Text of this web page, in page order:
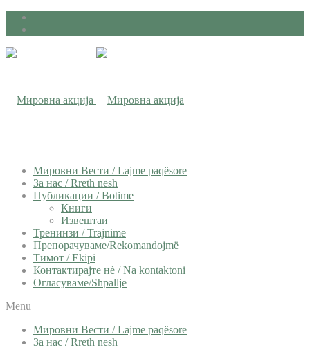
Мировни Вести / Lajme paqësore
За нас / Rreth nesh
Публикации / Botime
Книги
Извештаи
Тренинзи / Trajnime
Препорачуваме/Rekomandojmë
Тимот / Ekipi
Контактирајте нѐ / Na kontaktoni
Огласуваме/Shpallje
Menu
Мировни Вести / Lajme paqësore
За нас / Rreth nesh